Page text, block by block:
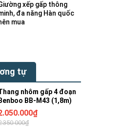
xếp gấp thông
đa năng Hàn quốc
mua
tự
nhôm gấp 4 đoạn
Benboo BB-M43 (1,8m)